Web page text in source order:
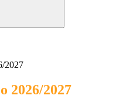
2027
2026/2027